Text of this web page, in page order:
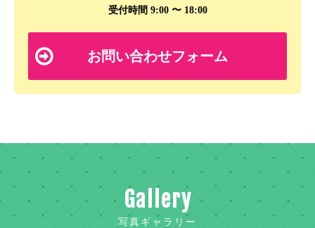
受付時間 9:00 〜 18:00
お問い合わせフォーム
Gallery
写真ギャラリー